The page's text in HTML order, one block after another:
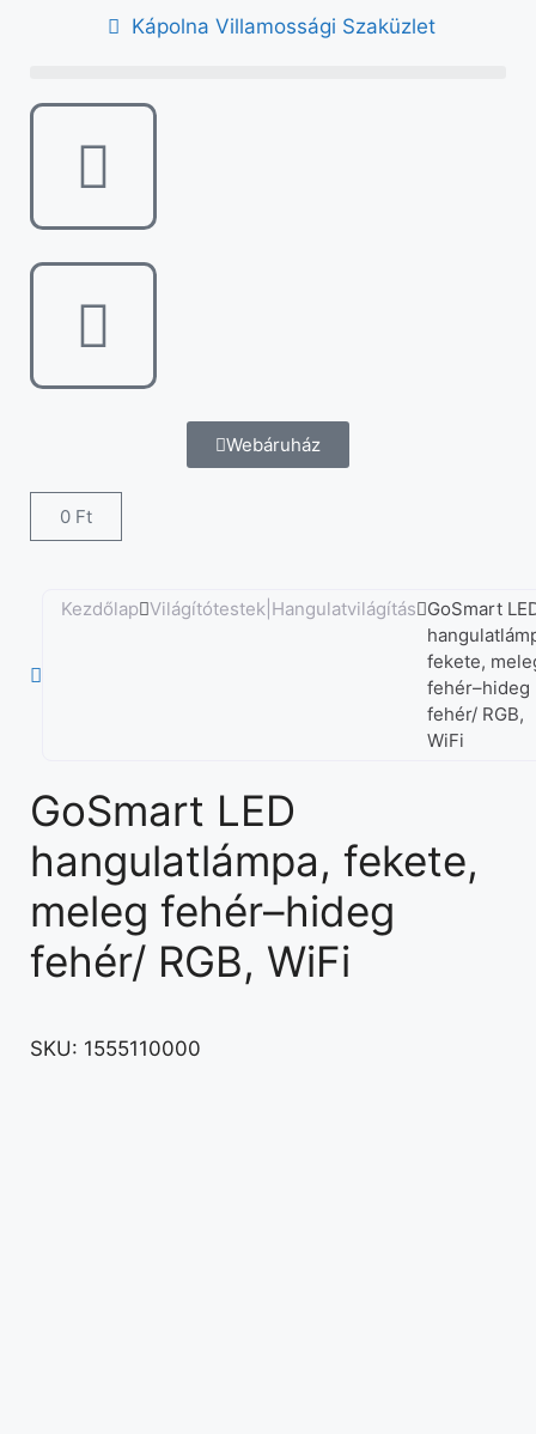
Kápolna Villamossági Szaküzlet
Webáruház
0 Ft
Kezdőlap Világítótestek|Hangulatvilágítás GoSmart
fekete,
fehér–hideg
fehér/ RGB,
WiFi
GoSmart LED
hangulatlámpa, fekete,
meleg fehér–hideg
fehér/ RGB, WiFi
SKU: 1555110000